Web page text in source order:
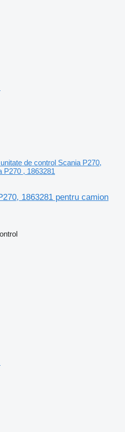
unitate de control Scania P270,
P270 , 1863281
1863281 pentru camion